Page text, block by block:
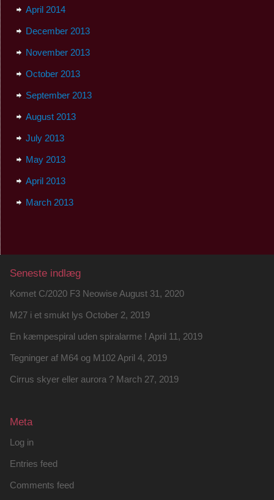
April 2014
December 2013
November 2013
October 2013
September 2013
August 2013
July 2013
May 2013
April 2013
March 2013
Seneste indlæg
Komet C/2020 F3 NeowiseAugust 31, 2020
M27 i et smukt lys October 2, 2019
En kæmpespiral uden spiralarme ! April 11, 2019
Tegninger af M64 og M102 April 4, 2019
Cirrus skyer eller aurora ? March 27, 2019
Meta
Log in
Entries feed
Comments feed